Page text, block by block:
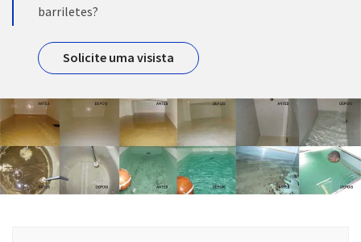
barriletes?
Solicite uma visista